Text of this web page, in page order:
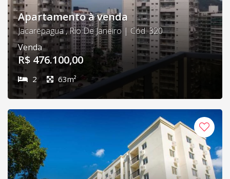
Apartamento à venda
Jacarepagua , Rio De Janeiro | Cód. 320
Venda
R$ 476.100,00
2 63m²